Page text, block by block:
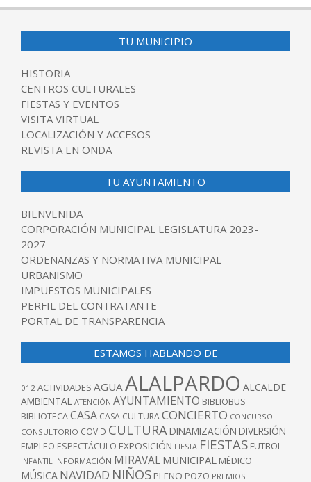
TU MUNICIPIO
HISTORIA
CENTROS CULTURALES
FIESTAS Y EVENTOS
VISITA VIRTUAL
LOCALIZACIÓN Y ACCESOS
REVISTA EN ONDA
TU AYUNTAMIENTO
BIENVENIDA
CORPORACIÓN MUNICIPAL LEGISLATURA 2023-
2027
ORDENANZAS Y NORMATIVA MUNICIPAL
URBANISMO
IMPUESTOS MUNICIPALES
PERFIL DEL CONTRATANTE
PORTAL DE TRANSPARENCIA
ESTAMOS HABLANDO DE
012 ACTIVIDADES AGUAALALPARDO ALCALDE
AMBIENTAL ATENCIÓN AYUNTAMIENTO BIBLIOBUS
BIBLIOTECACASA CASA CULTURACONCIERTO CONCURSO
CONSULTORIO COVID CULTURA DINAMIZACIÓN DIVERSIÓN
EMPLEO ESPECTÁCULO EXPOSICIÓN FIESTA FIESTAS FUTBOL
INFANTIL INFORMACIÓN MIRAVAL MUNICIPAL MÉDICO
MÚSICA NAVIDAD NIÑOS PLENO POZO PREMIOS